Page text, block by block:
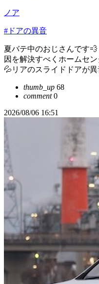
ノア
#ドアの異音
夏バテ中のおじさんです
因を解決すべくホームセ
💦リアのスライドドアが
thumb_up 68
comment0
2026/08/06 16:51